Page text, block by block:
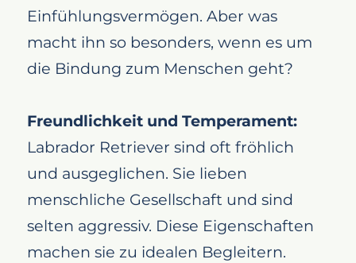
Einfühlungsvermögen. Aber was
macht ihn so besonders, wenn es um
die Bindung zum Menschen geht?
Freundlichkeit und Temperament:
Labrador Retriever sind oft fröhlich
und ausgeglichen. Sie lieben
menschliche Gesellschaft und sind
selten aggressiv. Diese Eigenschaften
machen sie zu idealen Begleitern.